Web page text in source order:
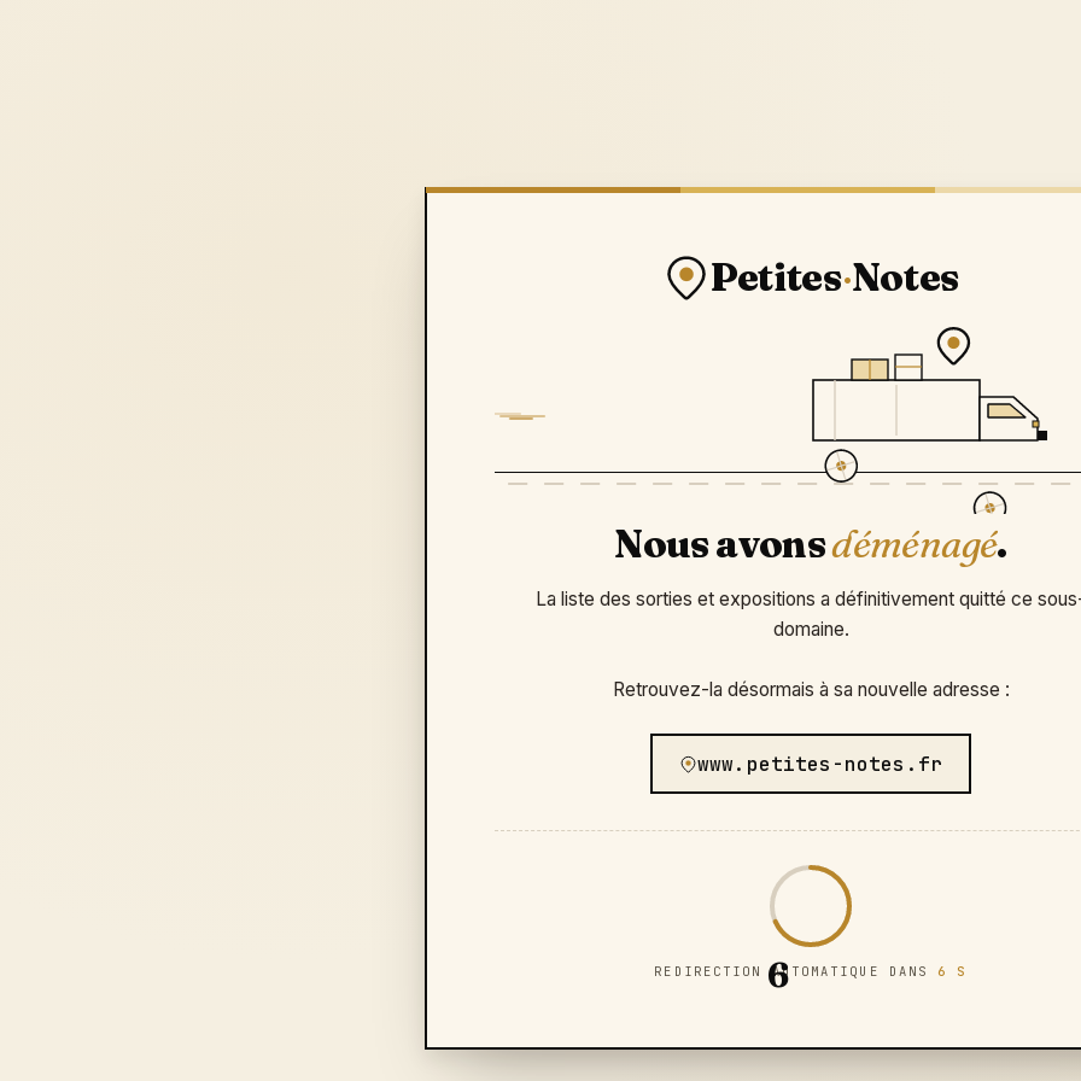
Petites·Notes
Nous avonsdéménagé.
La liste des sorties et expositions a définitivement quitté ce
domaine.
Retrouvez-la désormais à sa nouvelle adresse :
www.petites-notes.fr
6
REDIRECTION AUTOMATIQUE DANS6 S